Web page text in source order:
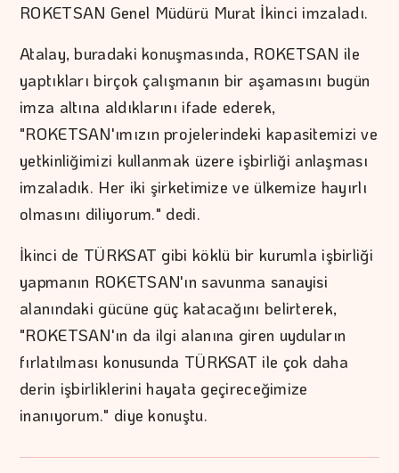
ROKETSAN Genel Müdürü Murat İkinci imzaladı.
Atalay, buradaki konuşmasında, ROKETSAN ile
yaptıkları birçok çalışmanın bir aşamasını bugün
imza altına aldıklarını ifade ederek,
"ROKETSAN'ımızın projelerindeki kapasitemizi ve
yetkinliğimizi kullanmak üzere işbirliği anlaşması
imzaladık. Her iki şirketimize ve ülkemize hayırlı
olmasını diliyorum." dedi.
İkinci de TÜRKSAT gibi köklü bir kurumla işbirliği
yapmanın ROKETSAN'ın savunma sanayisi
alanındaki gücüne güç katacağını belirterek,
"ROKETSAN'ın da ilgi alanına giren uyduların
fırlatılması konusunda TÜRKSAT ile çok daha
derin işbirliklerini hayata geçireceğimize
inanıyorum." diye konuştu.